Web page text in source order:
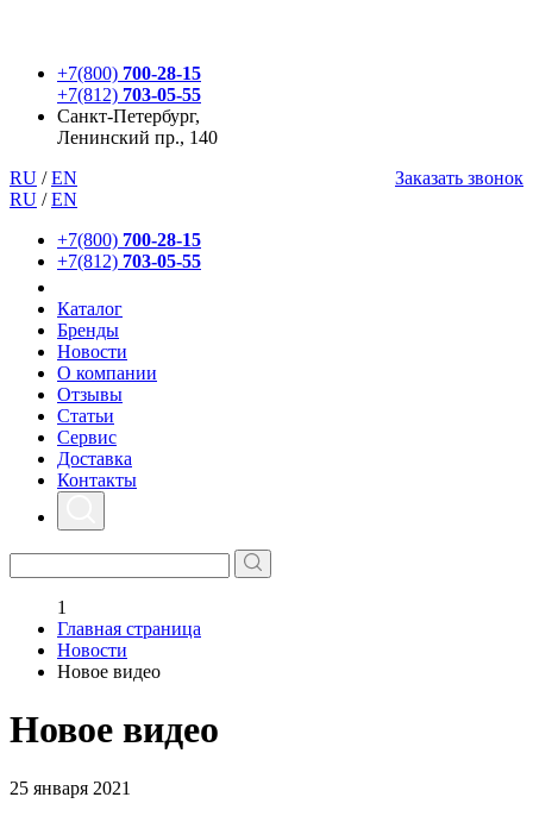
+7(800) 700-28-15
+7(812) 703-05-55
Санкт-Петербург,
Ленинский пр., 140
RU / EN
Заказать звонок
RU / EN
+7(800) 700-28-15
+7(812) 703-05-55
Каталог
Бренды
Новости
О компании
Отзывы
Статьи
Сервис
Доставка
Контакты
1
Главная страница
Новости
Новое видео
Новое видео
25 января 2021